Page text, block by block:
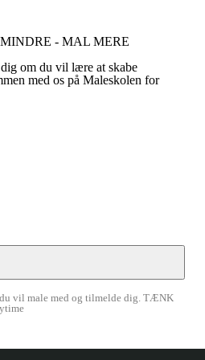
MINDRE - MAL MERE
om du vil lære at skabe
med os på Maleskolen for
du vil male med og tilmelde dig. TÆNK